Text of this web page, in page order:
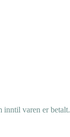
inntil varen er betalt.